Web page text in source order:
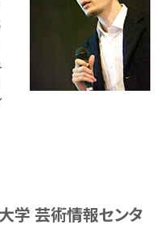
学 芸術情報センタ